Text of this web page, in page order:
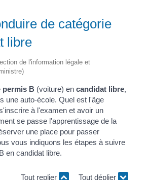
de catégorie
libre
de l'information légale et
permis B (voiture) encandidat libre,
une auto-école. Quel est l'âge
à l'examen et avoir un
se passe l'apprentissage de la
une place pour passer
vous indiquons les étapes à suivre
en candidat libre.
Tout replier Tout déplier